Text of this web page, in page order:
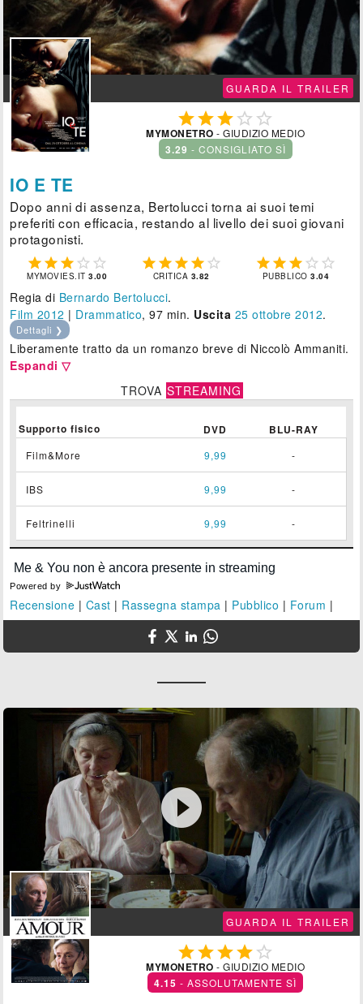
GUARDA IL TRAILER
  
MYMONETRO - GIUDIZIO MEDIO
3.29 - CONSIGLIATO SÌ
IO E TE
Dopo anni di assenza, Bertolucci torna ai suoi temi
preferiti con efficacia, restando al livello dei suoi giovani
protagonisti.
    
MYMOVIES.IT3.00
    
CRITICA 3.82
    
PUBBLICO3.04
Regia di Bernardo Bertolucci.
Film 2012 | Drammatico, 97 min. Uscita 25 ottobre 2012.
Dettagli ❯
Liberamente tratto da un romanzo breve di Niccolò Ammaniti.
Espandi ▽
TROVA STREAMING
Supporto fisico DVD BLU-RAY
Film&More 9,99 -
IBS 9,99 -
Feltrinelli 9,99 -
Powered by
Recensione | Cast | Rassegna stampa | Pubblico | Forum |

GUARDA IL TRAILER
 
MYMONETRO - GIUDIZIO MEDIO
4.15 - ASSOLUTAMENTE SÌ